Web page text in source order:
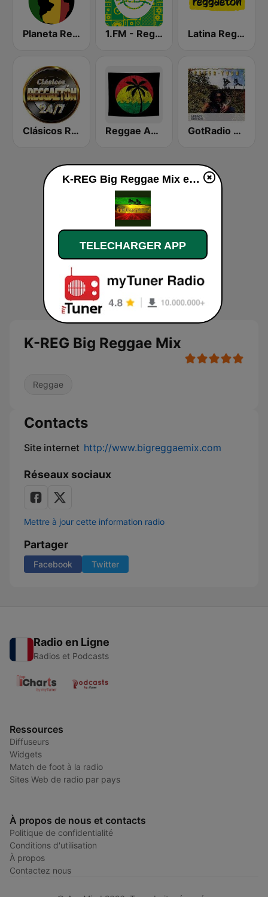
Planeta Reggae 1.FM - Reggae Latina Reggaeton
Clásicos Reggaeton 24/7 Reggae Ambassadors Radio GotRadio - Reggae Rasta & Roots
K-REG Big Reggae Mix
Reggae
Contacts
Site internet http://www.bigreggaemix.com
Réseaux sociaux
Mettre à jour cette information radio
Partager
Facebook Twitter
Radio en Ligne
Radios et Podcasts
Ressources
Diffuseurs
Widgets
Match de foot à la radio
Sites Web de radio par pays
À propos de nous et contacts
Politique de confidentialité
Conditions d'utilisation
À propos
Contactez nous
K-REG Big Reggae Mix en ligne
TELECHARGER APP